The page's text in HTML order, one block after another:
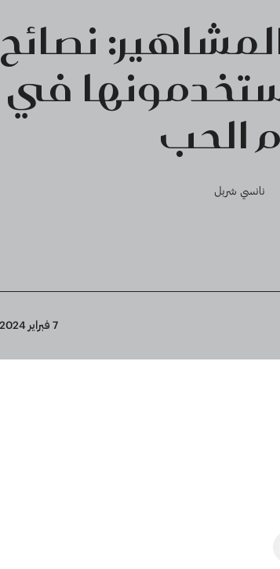
نصائح
في
الحب
نانسي شربل
7 فبراير 2024